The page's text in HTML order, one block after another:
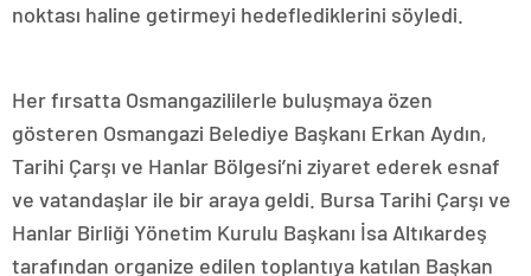
noktası haline getirmeyi hedeflediklerini söyledi.
Her fırsatta Osmangazililerle buluşmaya özen
gösteren Osmangazi Belediye Başkanı Erkan Aydın,
Tarihi Çarşı ve Hanlar Bölgesi’ni ziyaret ederek esnaf
ve vatandaşlar ile bir araya geldi. Bursa Tarihi Çarşı ve
Hanlar Birliği Yönetim Kurulu Başkanı İsa Altıkardeş
tarafından organize edilen toplantıya katılan Başkan